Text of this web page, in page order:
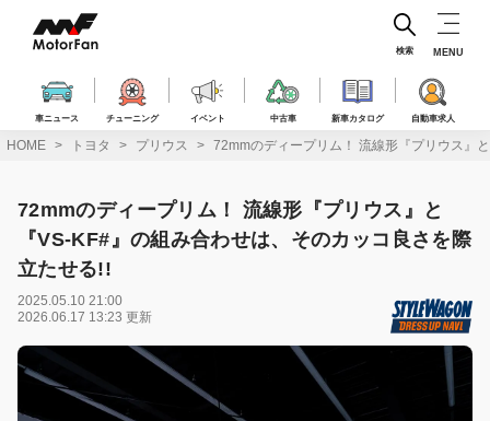
ス
車ニュース チューニング イベント 中古車 新車カタログ 自動車求人
検索 MENU
HOME トヨタ プリウス 72mmのディープリム！ 流線形『プリウス』
72mmのディープリム！ 流線形『プリウス』と
『VS-KF#』の組み合わせは、そのカッコ良さを際
立たせる!!
2025.05.10 21:00
2026.06.17 13:23 更新